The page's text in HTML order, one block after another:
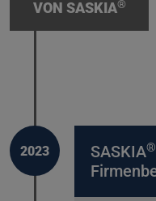
VON SASKIA®
SASKIA®
2023